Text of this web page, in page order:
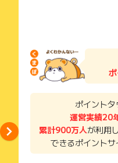
・トレンドマイクロ・オン
※キャンセル・不備・いた
場合はポイント獲得対象外
※ポイントに関するお問い合
までお問い合わせください
お問い合わせをした場合、
ざいます。
ださい。
各サービス・お買い物に掲
読みください。
了などのメールは、ポイン
獲得待ち・獲得失敗の状態
メールを送っていただく場
そのため、紛失・破棄され
ご注意ください。
り、急遽終了となる場合が
広告に遷移しない場合は掲
得できませんので、ご注意
※キャンセル・不備・いた
場合はポイント獲得対象外
ポイントタ
運営実績20
累計900万人が利用
できるポイントサ